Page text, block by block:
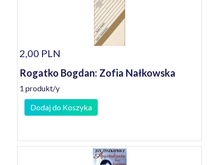
2,00 PLN
Rogatko Bogdan: Zofia Nałkowska
1 produkt/y
Dodaj do Koszyka